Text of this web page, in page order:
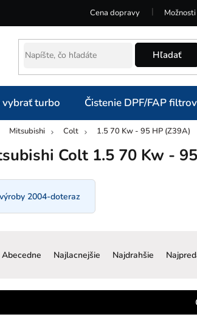
Cena dopravy
Hľadať
turbo Čistenie DPF/FAP filtrov
Mitsubishi Colt 1.5 70 Kw - 95 HP (Z39A)
Colt 1.5 70 Kw -
2004-doteraz
Abecedne Najlacnejšie Najdrahšie